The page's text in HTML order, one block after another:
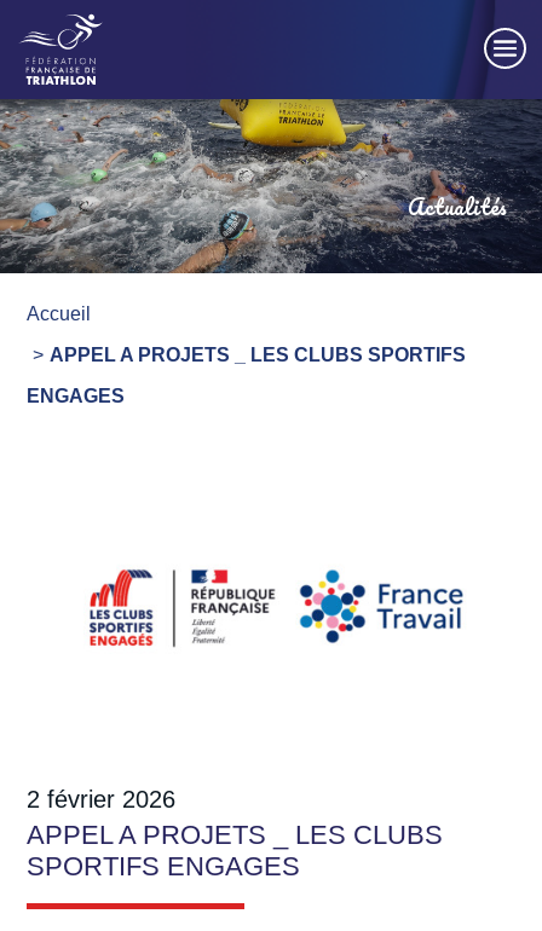
Actualités
Accueil
APPEL A PROJETS _ LES CLUBS SPORTIFS
ENGAGES
2 février 2026
APPEL A PROJETS _ LES CLUBS
SPORTIFS ENGAGES
Panneau de gestion des cookies